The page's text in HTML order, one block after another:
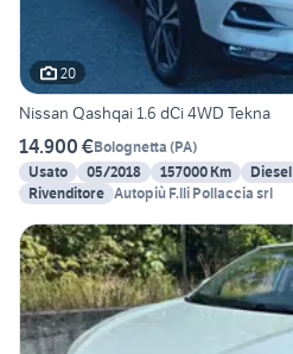
20
Nissan Qashqai 1.6 dCi 4WD Tekna
14.900 €Bolognetta (PA)
Usato
05/2018 157000 Km Diesel
Rivenditore Autopiù F.lli Pollaccia srl